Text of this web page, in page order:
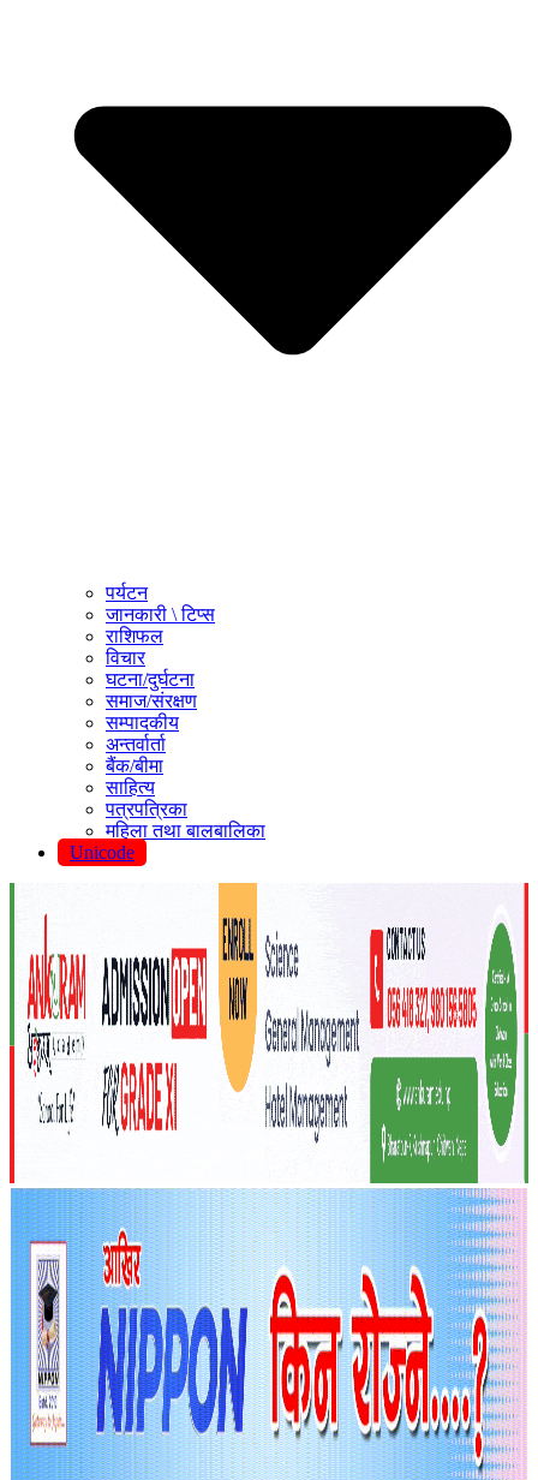
पर्यटन
जानकारी \ टिप्स
राशिफल
विचार
घटना/दुर्घटना
समाज/संरक्षण
सम्पादकीय
अन्तर्वार्ता
बैंक/बीमा
साहित्य
पत्रपत्रिका
महिला तथा बालबालिका
Unicode